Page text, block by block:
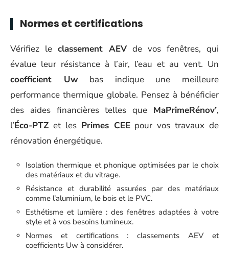
Normes et certifications
Vérifiez le classement AEVde vos fenêtres, qui
évalue leur résistance à l’air, l’eau et au vent. Un
coefficient Uw bas indique une meilleure
performance thermique globale. Pensez à bénéficier
des aides financières telles que MaPrimeRénov’,
l’Éco-PTZ et les Primes CEEpour vos travaux de
rénovation énergétique.
Isolation thermique et phonique optimisées par le choix
des matériaux et du vitrage.
Résistance et durabilité assurées par des matériaux
comme l’aluminium, le bois et le PVC.
Esthétisme et lumière : des fenêtres adaptées à votre
style et à vos besoins lumineux.
Normes et certifications : classements AEV et
coefficients Uw à considérer.